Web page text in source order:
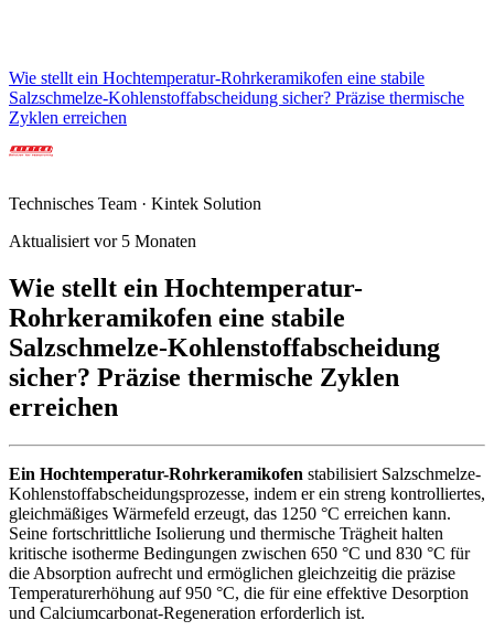
Wie stellt ein Hochtemperatur-Rohrkeramikofen eine stabile
Salzschmelze-Kohlenstoffabscheidung sicher? Präzise thermische
Zyklen erreichen
Technisches Team · Kintek Solution
Aktualisiert vor 5 Monaten
Wie stellt ein Hochtemperatur-
Rohrkeramikofen eine stabile
Salzschmelze-Kohlenstoffabscheidung
sicher? Präzise thermische Zyklen
erreichen
Ein Hochtemperatur-Rohrkeramikofen stabilisiert Salzschmelze-
Kohlenstoffabscheidungsprozesse, indem er ein streng kontrolliertes,
gleichmäßiges Wärmefeld erzeugt, das 1250 °C erreichen kann.
Seine fortschrittliche Isolierung und thermische Trägheit halten
kritische isotherme Bedingungen zwischen 650 °C und 830 °C für
die Absorption aufrecht und ermöglichen gleichzeitig die präzise
Temperaturerhöhung auf 950 °C, die für eine effektive Desorption
und Calciumcarbonat-Regeneration erforderlich ist.